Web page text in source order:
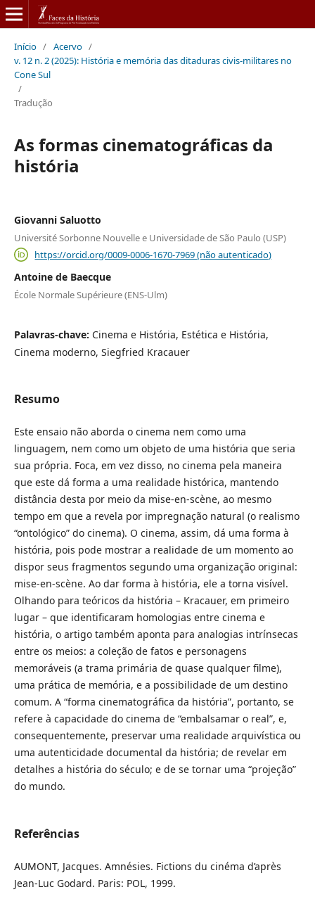
Início / Acervo /
v. 12 n. 2 (2025): História e memória das ditaduras civis-militares no
Cone Sul
/
Tradução
As formas cinematográficas da
história
Giovanni Saluotto
Université Sorbonne Nouvelle e Universidade de São Paulo (USP)
https://orcid.org/0009-0006-1670-7969 (não autenticado)
Antoine de Baecque
École Normale Supérieure (ENS-Ulm)
Palavras-chave: Cinema e História, Estética e História,
Cinema moderno, Siegfried Kracauer
Resumo
Este ensaio não aborda o cinema nem como uma
linguagem, nem como um objeto de uma história que seria
sua própria. Foca, em vez disso, no cinema pela maneira
que este dá forma a uma realidade histórica, mantendo
distância desta por meio da mise-en-scène, ao mesmo
tempo em que a revela por impregnação natural (o realismo
“ontológico” do cinema). O cinema, assim, dá uma forma à
história, pois pode mostrar a realidade de um momento ao
dispor seus fragmentos segundo uma organização original:
mise-en-scène. Ao dar forma à história, ele a torna visível.
Olhando para teóricos da história – Kracauer, em primeiro
lugar – que identificaram homologias entre cinema e
história, o artigo também aponta para analogias intrínsecas
entre os meios: a coleção de fatos e personagens
memoráveis (a trama primária de quase qualquer filme),
uma prática de memória, e a possibilidade de um destino
comum. A “forma cinematográfica da história”, portanto, se
refere à capacidade do cinema de “embalsamar o real”, e,
consequentemente, preservar uma realidade arquivística ou
uma autenticidade documental da história; de revelar em
detalhes a história do século; e de se tornar uma “projeção”
do mundo.
Referências
AUMONT, Jacques. Amnésies. Fictions du cinéma d’après
Jean-Luc Godard. Paris: POL, 1999.